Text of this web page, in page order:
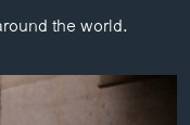
the world.